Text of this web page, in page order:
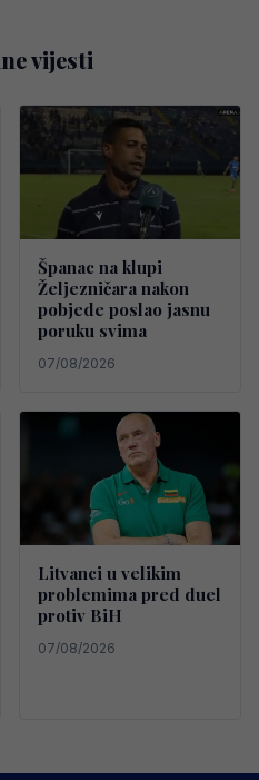
vijesti
Španac na klupi
Željezničara nakon
pobjede poslao jasnu
poruku svima
07/08/2026
Litvanci u velikim
problemima pred duel
protiv BiH
07/08/2026